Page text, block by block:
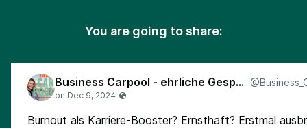
You are going to share:
Business Carpool - ehrliche Gespräche
Burnout als Karriere-Booster? Ernsthaft? Erstmal